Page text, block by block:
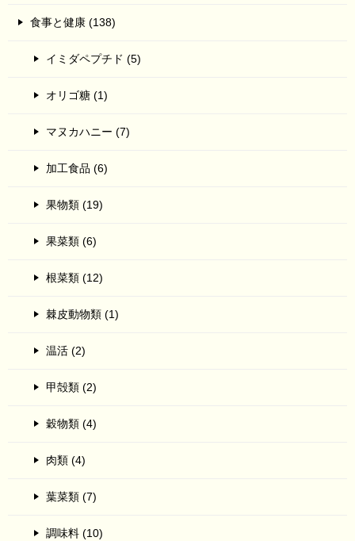
食事と健康 (138)
イミダペプチド (5)
オリゴ糖 (1)
マヌカハニー (7)
加工食品 (6)
果物類 (19)
果菜類 (6)
根菜類 (12)
棘皮動物類 (1)
温活 (2)
甲殻類 (2)
穀物類 (4)
肉類 (4)
葉菜類 (7)
調味料 (10)